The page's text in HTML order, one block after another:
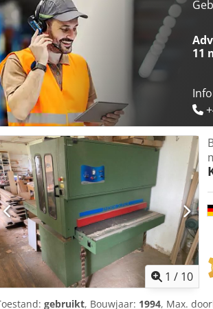
Shore Schuurschoen 2e aggregaat:
1900 mm Schuurbandbreedte 2e
2 - 18 m/sec Bandafblaasapparaat:
Ja Vacuümtapijt: Ja Dodozkh Syepfx
touchscreen Elektr./pneum.
digitaal Werkhoogte c.q.
11
1 / 10
gebruikt, Bouwjaar: 1994, Max.